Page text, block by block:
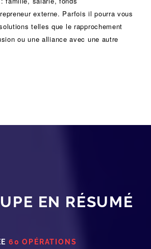
externe. Parfois il pourra vous
telles que le rapprochement
ou unealliance avec une autre
EN RÉSUMÉ
60 OPÉRATIONS